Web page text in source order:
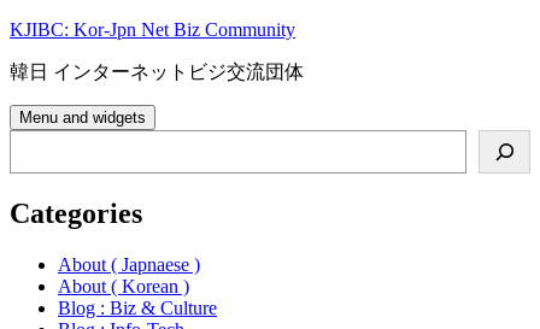
Skip
content
KJIBC: Kor-Jpn Net Biz Community
韓日 インターネットビジ交流団体
Menu and widgets
Categories
About ( Japnaese )
About ( Korean )
Blog : Biz & Culture